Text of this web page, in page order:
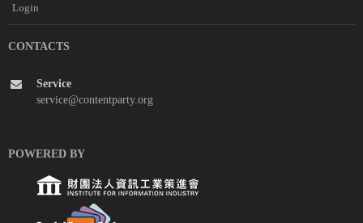
Login
CONTACTS
Service
service@contentparty.org
POWERED BY